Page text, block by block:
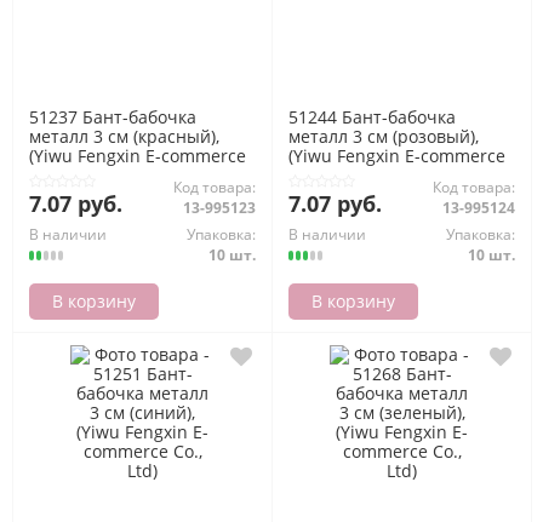
51237 Бант-бабочка
металл 3 см (красный),
(Yiwu Fengxin E-commerce
7.07 руб.
Код товара:
13-995123
В наличии
Упаковка:
10 шт.
В корзину
51244 Бант-бабочка
металл 3 см (розовый),
(Yiwu Fengxin E-commerce
7.07 руб.
Код товара:
13-995124
В наличии
Упаковка:
10 шт.
В корзину